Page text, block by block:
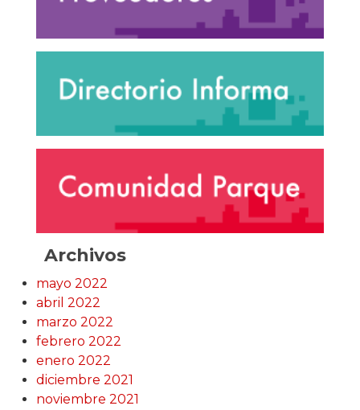
Archivos
mayo 2022
abril 2022
marzo 2022
febrero 2022
enero 2022
diciembre 2021
noviembre 2021